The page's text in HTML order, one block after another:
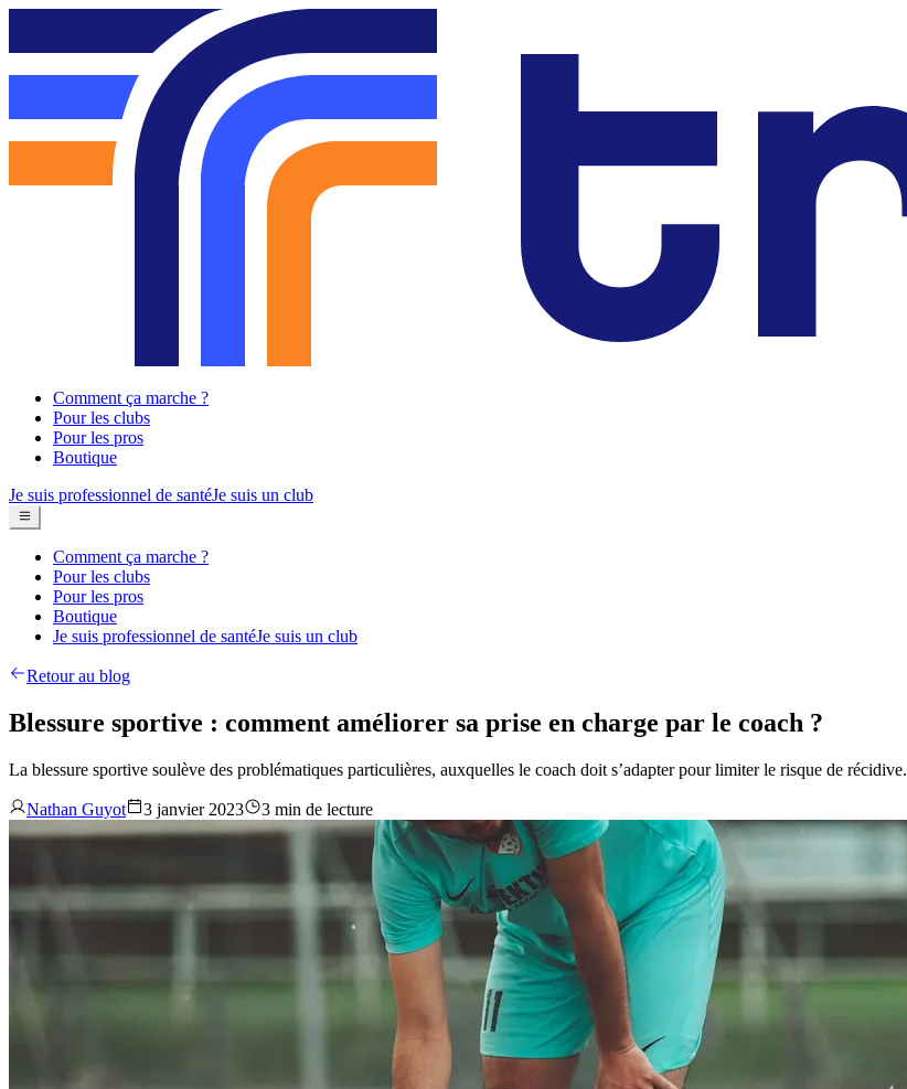
Comment ça marche ?
Pour les clubs
Pour les pros
Boutique
Je suis professionnel de santéJe suis un club
Comment ça marche ?
Pour les clubs
Pour les pros
Boutique
Je suis professionnel de santéJe suis un club
Retour au blog
Blessure sportive : comment améliorer sa prise en charge par le coach ?
La blessure sportive soulève des problématiques particulières, auxquelles le coach doit s’adapter pour limiter le risque de récidive.
Nathan Guyot 3 janvier 2023 3 min de lecture